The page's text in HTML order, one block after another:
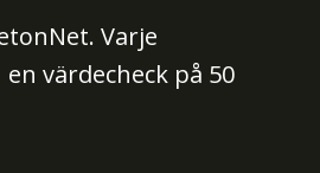
Varje
värdecheck på 50